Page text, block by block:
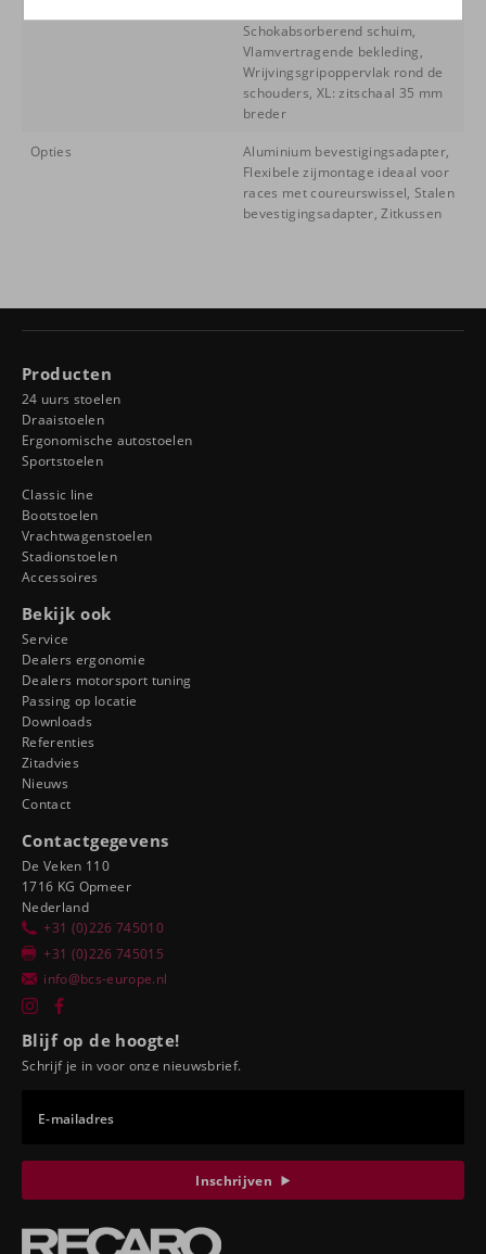
Schokabsorberend schuim,
Vlamvertragende bekleding,
Wrijvingsgripoppervlak rond de
schouders, XL: zitschaal 35 mm
breder
Opties
Aluminium bevestigingsadapter,
Flexibele zijmontage ideaal voor
races met coureurswissel, Stalen
bevestigingsadapter, Zitkussen
Producten
24 uurs stoelen
Draaistoelen
Ergonomische autostoelen
Sportstoelen
Classic line
Bootstoelen
Vrachtwagenstoelen
Stadionstoelen
Accessoires
Bekijk ook
Service
Dealers ergonomie
Dealers motorsport tuning
Passing op locatie
Downloads
Referenties
Zitadvies
Nieuws
Contact
Contactgegevens
De Veken 110
1716 KG Opmeer
Nederland
+31 (0)226 745010
+31 (0)226 745015
info@bcs-europe.nl
Blijf op de hoogte!
Schrijf je in voor onze nieuwsbrief.
E-mailadres
Inschrijven